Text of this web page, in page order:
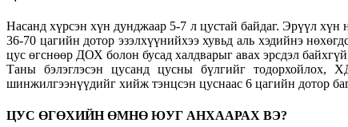
Насанд хүрсэн хүн дунджаар 5-7 л цустай байдаг. Эрүүл
36-70 цагийн дотор эзэлхүүнийхээ хувьд аль хэдийнэ
цус өгснөөр ДОХ болон бусад халдварыг авах эрсдэл
Таны бэлэглэсэн цусанд цусны бүлгийг тодорхойлох,
шинжилгээнүүдийг хийж тэнцсэн цуснаас 6 цагийн дотор
ЦУС ӨГӨХИЙН ӨМНӨ ЮУГ АНХААРАХ ВЭ?